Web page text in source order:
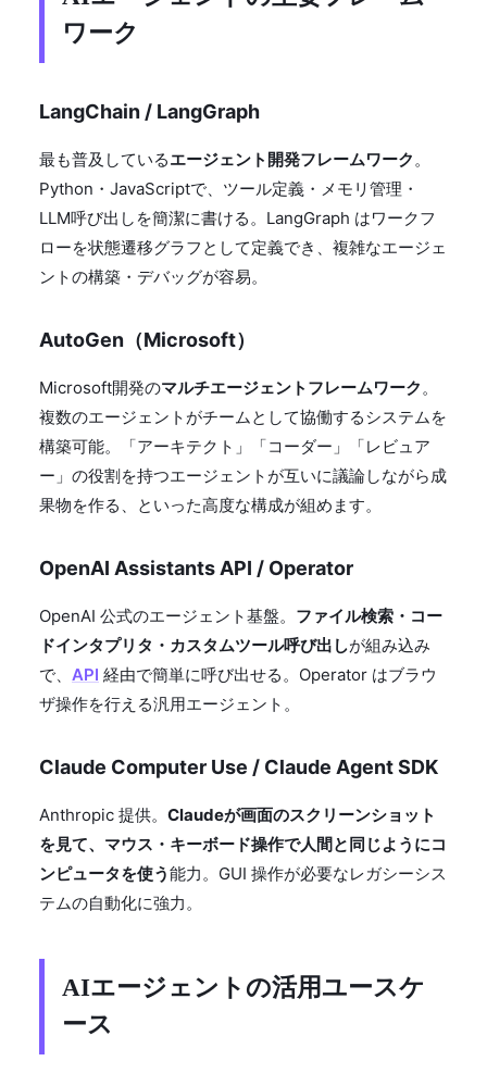
ワーク
LangChain / LangGraph
最も普及しているエージェント開発フレームワーク。
Python・JavaScriptで、ツール定義・メモリ管理・
LLM呼び出しを簡潔に書ける。LangGraph はワークフ
ローを状態遷移グラフとして定義でき、複雑なエージェ
ントの構築・デバッグが容易。
AutoGen（Microsoft）
Microsoft開発のマルチエージェントフレームワーク。
複数のエージェントがチームとして協働するシステムを
構築可能。「アーキテクト」「コーダー」「レビュア
ー」の役割を持つエージェントが互いに議論しながら成
果物を作る、といった高度な構成が組めます。
OpenAI Assistants API / Operator
OpenAI 公式のエージェント基盤。 ファイル検索・コー
ドインタプリタ・カスタムツール呼び出しが組み込み
で、 API 経由で簡単に呼び出せる。Operator はブラウ
ザ操作を行える汎用エージェント。
Claude Computer Use / Claude Agent SDK
Anthropic 提供。 Claudeが画面のスクリーンショット
を見て、マウス・キーボード操作で人間と同じようにコ
ンピュータを使う能力。GUI 操作が必要なレガシーシス
テムの自動化に強力。
AIエージェントの活用ユースケ
ース